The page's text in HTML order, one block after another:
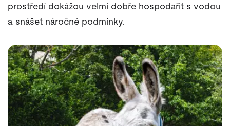
prostředí dokážou velmi dobře hospodařit s vodou
a snášet náročné podmínky.